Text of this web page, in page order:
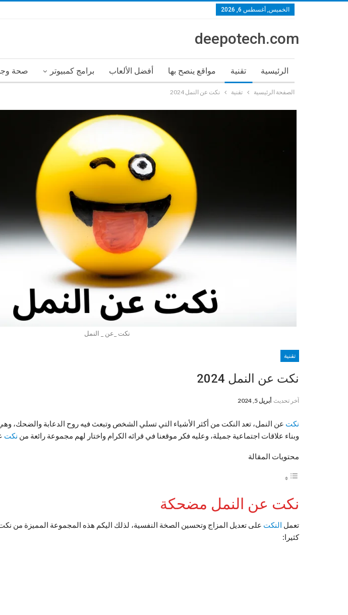
الخميس, أغسطس 6, 2026
deepotech.com
الرئيسية تقنية مواقع ينصح بها أفضل الألعاب برامج كمبيوتر صحة
الصفحة الرئيسية تقنية نكت عن النمل 2024
نكت _عن _ النمل
تقنية
نكت عن النمل 2024
آخر تحديث أبريل 5, 2024
نكت عن النمل، تعد النكت من أكثر الأشياء التي تسلي الشخص وتبعث فيه روح الدعابة والضحك،
وبناء علاقات اجتماعية جميلة، وعليه فكر موقعنا في قرائه الكرام واختار لهم مجموعة رائعة من نكت
محتويات المقالة
نكت عن النمل مضحكة
تعمل النكت على تعديل المزاج وتحسين الصخة النفسية، لذلك اليكم هذه المجموعة المميزة من
كثيرا: